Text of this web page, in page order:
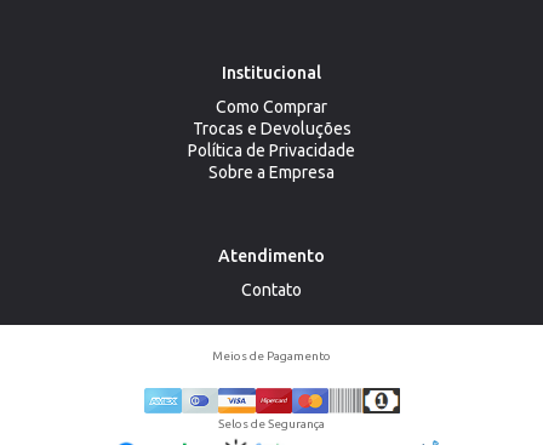
Institucional
Como Comprar
Trocas e Devoluções
Política de Privacidade
Sobre a Empresa
Atendimento
Contato
Meios de Pagamento
Selos de Segurança